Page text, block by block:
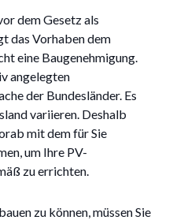
dem Gesetz als
das Vorhaben dem
eine Baugenehmigung.
angelegten
der Bundesländer. Es
variieren. Deshalb
mit dem für Sie
um Ihre PV-
zu errichten.
zu können, müssen Sie